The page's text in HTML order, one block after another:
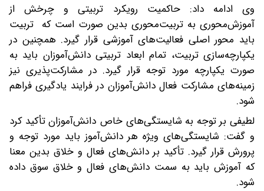
وی ادامه داد: حاکمیت رویکرد تربیتی و چرخش از
آموزش‌محوری به تربیت‌محوری بدین صورت است که تربیت
باید محور اصلی فعالیت‌های آموزشی قرار گیرد. همچنین در
یکپارچه‌سازی تربیت، تمام ابعاد تربیتی دانش‌آموزان باید به
صورت یکپارچه مورد توجه قرار گیرد. در مشارکت‌پذیری نیز
زمینه‌های مشارکت فعال دانش‌آموزان در فرایند یادگیری فراهم
شود.
لطیفی بر توجه به شایستگی‌های خاص دانش‌آموزان تأکید کرد
و گفت: شایستگی‌های ویژه هر دانش‌آموز باید مورد توجه و
پرورش قرار گیرد. تأکید بر دانش‌های فعال و خلاق بدین معنا
که آموزش باید به سمت دانش‌های فعال و خلاق سوق داده
شود.